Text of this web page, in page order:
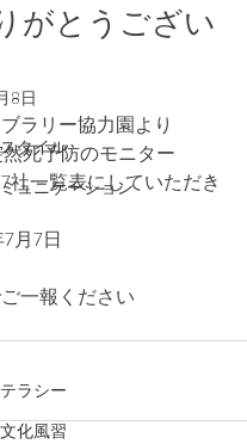
タイル
ュニケーション
ラシー
化風習
がとうござい
8日
ラリー協力園より
死予防のモニター
社一覧表にしていただき
月7日
一報ください